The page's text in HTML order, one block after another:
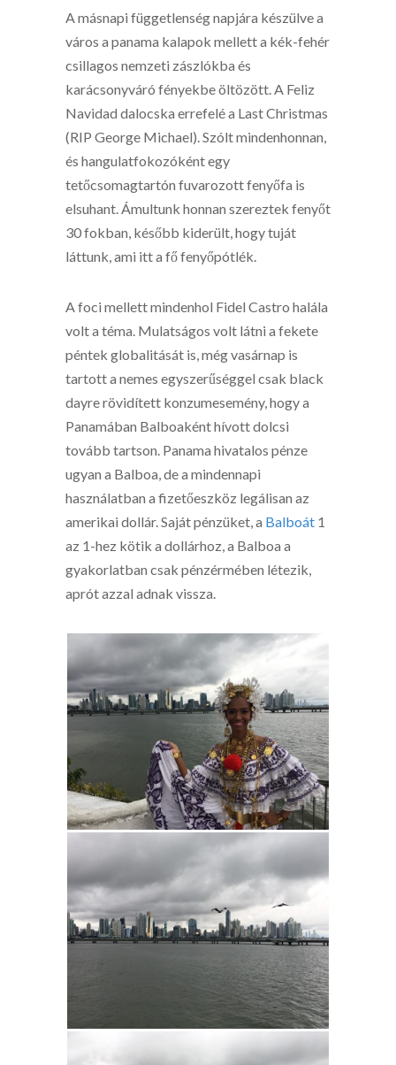
A másnapi függetlenség napjára készülve a
város a panama kalapok mellett a kék-fehér
csillagos nemzeti zászlókba és
karácsonyváró fényekbe öltözött. A Feliz
Navidad dalocska errefelé a Last Christmas
(RIP George Michael). Szólt mindenhonnan,
és hangulatfokozóként egy
tetőcsomagtartón fuvarozott fenyőfa is
elsuhant. Ámultunk honnan szereztek fenyőt
30 fokban, később kiderült, hogy tuját
láttunk, ami itt a fő fenyőpótlék.
A foci mellett mindenhol Fidel Castro halála
volt a téma. Mulatságos volt látni a fekete
péntek globalitását is, még vasárnap is
tartott a nemes egyszerűséggel csak black
dayre rövidített konzumesemény, hogy a
Panamában Balboaként hívott dolcsi
tovább tartson. Panama hivatalos pénze
ugyan a Balboa, de a mindennapi
használatban a fizetőeszköz legálisan az
amerikai dollár. Saját pénzüket, a Balboát 1
az 1-hez kötik a dollárhoz, a Balboa a
gyakorlatban csak pénzérmében létezik,
aprót azzal adnak vissza.